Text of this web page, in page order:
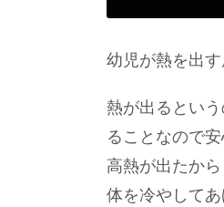
幼児が熱を出
熱が出るとい
ることなので
高熱が出たか
体を冷やして